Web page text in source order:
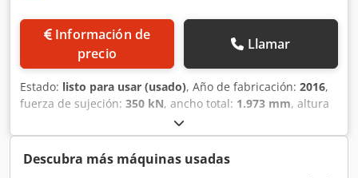
Información de
precio
Llamar
Estado: listo para usar (usado), Año de fabricación: 2016,
fuerza de sujeción: 350 kN, ancho total: 1.973 mm, altura
5.200 kg
producto (máx.):1.300 mm, Máquina de moldeo por
inyección vertical fabricada en 2016. Esta Battenfeld CM 40
tiene un peso de 5200 kg y una altura de trabajo de 1000
Descubra más máquinas usadas